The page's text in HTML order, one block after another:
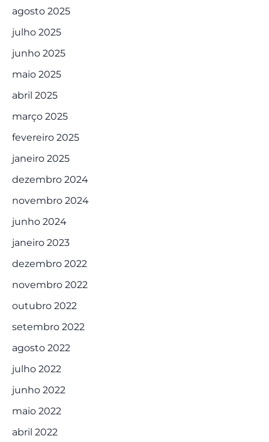
agosto 2025
julho 2025
junho 2025
maio 2025
abril 2025
março 2025
fevereiro 2025
janeiro 2025
dezembro 2024
novembro 2024
junho 2024
janeiro 2023
dezembro 2022
novembro 2022
outubro 2022
setembro 2022
agosto 2022
julho 2022
junho 2022
maio 2022
abril 2022